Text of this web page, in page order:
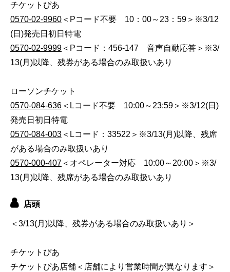
チケットぴあ
0570-02-9960 ＜Pコード不要 10：00～23：59＞※3/12
(日)発売日初日特電
0570-02-9999 ＜Pコード：456-147 音声自動応答＞※3/
13(月)以降、残券がある場合のみ取扱いあり
ローソンチケット
0570-084-636 ＜Lコード不要 10:00～23:59＞※3/12(日)
発売日初日特電
0570-084-003 ＜Lコード：33522＞※3/13(月)以降、残席
がある場合のみ取扱いあり
0570-000-407 ＜オペレーター対応 10:00～20:00＞※3/
13(月)以降、残席がある場合のみ取扱いあり
店頭
＜3/13(月)以降、残券がある場合のみ取扱いあり＞
チケットぴあ
チケットぴあ店舗＜店舗により営業時間が異なります＞